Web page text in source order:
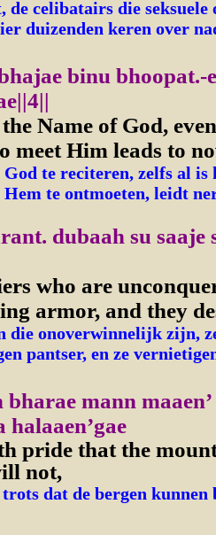
de celibatairs die seksuele
duizenden keren over
binu bhoopat.-
Name of God,
meet Him leads to
te reciteren, zelfs al is
te ontmoeten, leidt
dubaah su saaje
who are
armor, and they
die onoverwinnelijk zijn,
pantser, en ze
bharae mann
pride that the
not,
dat de bergen kunnen